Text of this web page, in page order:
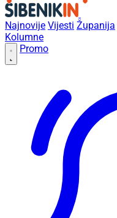
Najnovije Vijesti Županija
Kolumne
Promo